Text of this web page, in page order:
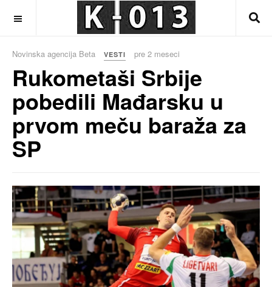
Novinska agencija Beta VESTI pre 2 meseci
Rukometaši Srbije
pobedili Mađarsku u
prvom meču baraža za
SP